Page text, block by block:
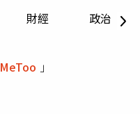
財經 政治
MeToo 」